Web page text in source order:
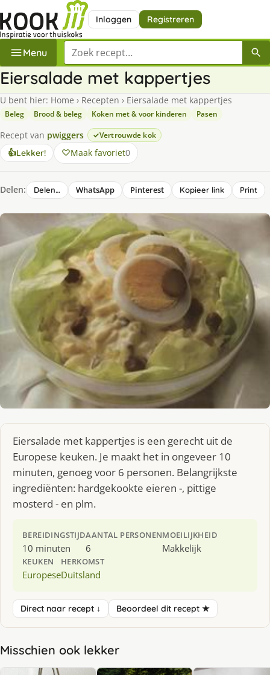
Inloggen Registreren
Menu Zoek een recept
Eiersalade met kappertjes
U bent hier: Home › Recepten › Eiersalade met kappertjes
Beleg Brood & beleg Koken met & voor kinderen Pasen
Recept van pwiggers Vertrouwde kok
👍Lekker! Maak favoriet0
Delen: Delen… WhatsApp Pinterest Kopieer link Print
Eiersalade met kappertjes is een gerecht uit de
Europese keuken. Je maakt het in ongeveer 10
minuten, genoeg voor 6 personen. Belangrijkste
ingrediënten: hardgekookte eieren -, pittige
mosterd - en plm.
BEREIDINGSTIJD
10 minuten
AANTAL PERSONEN
6
MOEILIJKHEID
Makkelijk
KEUKEN
Europese
HERKOMST
Duitsland
Direct naar recept ↓ Beoordeel dit recept ★
Misschien ook lekker